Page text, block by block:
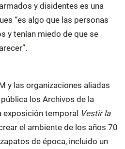
y disidentes es una
“es algo que las personas
y tenían miedo de que se
y las organizaciones aliadas
los Archivos de la
exposición temporal Vestir la
el ambiente de los años 70
de época, incluido un